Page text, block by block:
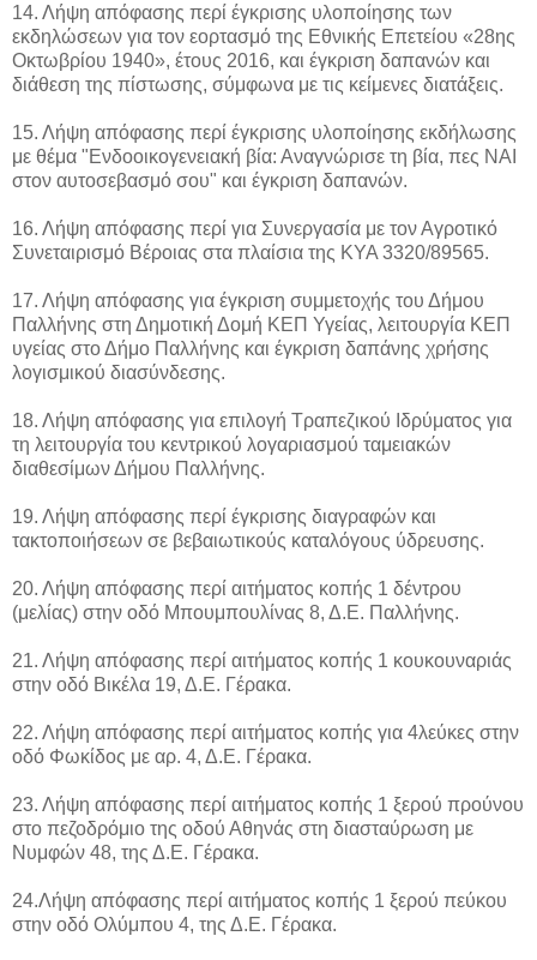
14. Λήψη απόφασης περί έγκρισης υλοποίησης των
εκδηλώσεων για τον εορτασμό της Εθνικής Επετείου «28ης
Οκτωβρίου 1940», έτους 2016, και έγκριση δαπανών και
διάθεση της πίστωσης, σύμφωνα με τις κείμενες διατάξεις.
15. Λήψη απόφασης περί έγκρισης υλοποίησης εκδήλωσης
με θέμα "Ενδοοικογενειακή βία: Αναγνώρισε τη βία, πες ΝΑΙ
στον αυτοσεβασμό σου" και έγκριση δαπανών.
16. Λήψη απόφασης περί για Συνεργασία με τον Αγροτικό
Συνεταιρισμό Βέροιας στα πλαίσια της ΚΥΑ 3320/89565.
17. Λήψη απόφασης για έγκριση συμμετοχής του Δήμου
Παλλήνης στη Δημοτική Δομή ΚΕΠ Υγείας, λειτουργία ΚΕΠ
υγείας στο Δήμο Παλλήνης και έγκριση δαπάνης χρήσης
λογισμικού διασύνδεσης.
18. Λήψη απόφασης για επιλογή Τραπεζικού Ιδρύματος για
τη λειτουργία του κεντρικού λογαριασμού ταμειακών
διαθεσίμων Δήμου Παλλήνης.
19. Λήψη απόφασης περί έγκρισης διαγραφών και
τακτοποιήσεων σε βεβαιωτικούς καταλόγους ύδρευσης.
20. Λήψη απόφασης περί αιτήματος κοπής 1 δέντρου
(μελίας) στην οδό Μπουμπουλίνας 8, Δ.Ε. Παλλήνης.
21. Λήψη απόφασης περί αιτήματος κοπής 1 κουκουναριάς
στην οδό Βικέλα 19, Δ.Ε. Γέρακα.
22. Λήψη απόφασης περί αιτήματος κοπής για 4λεύκες στην
οδό Φωκίδος με αρ. 4, Δ.Ε. Γέρακα.
23. Λήψη απόφασης περί αιτήματος κοπής 1 ξερού προύνου
στο πεζοδρόμιο της οδού Αθηνάς στη διασταύρωση με
Νυμφών 48, της Δ.Ε. Γέρακα.
24.Λήψη απόφασης περί αιτήματος κοπής 1 ξερού πεύκου
στην οδό Ολύμπου 4, της Δ.Ε. Γέρακα.